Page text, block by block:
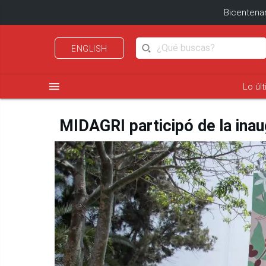
ENGLISH
menu Lo
MIDAGRI participó de la